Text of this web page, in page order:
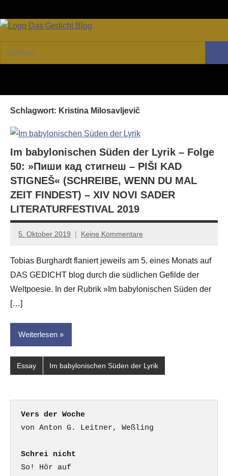
Inhalt
GEDICHT
Forum
von
Essay
und
Kritik
Suchen
nach:
Schlagwort: Kristina Milosavljevič
Im babylonischen Süden der Lyrik – Folge
50: »Пиши кад стигнеш – PIŠI KAD
STIGNEŠ« (SCHREIBE, WENN DU MAL
ZEIT FINDEST) – XIV NOVI SADER
LITERATURFESTIVAL 2019
5. Oktober 2019
Anton
Leitner
Keine Kommentare
Tobias Burghardt flaniert jeweils am 5. eines Monats auf
DAS GEDICHT blog durch die südlichen Gefilde der
Weltpoesie. In der Rubrik »Im babylonischen Süden der
[…]
Weiterlesen
Essay Im babylonischen Süden der Lyrik
Vers der Woche
Schrei nicht
So! Hör auf